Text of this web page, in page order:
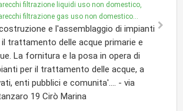
filtrazione liquidi uso non domestico,
filtrazione gas uso non domestico...
e l'assemblaggio di impianti
il trattamento delle acque primarie e
La fornitura e la posa in opera di
per il trattamento delle acque, a
enti pubblici e comunita'.... - via
19 Cirò Marina